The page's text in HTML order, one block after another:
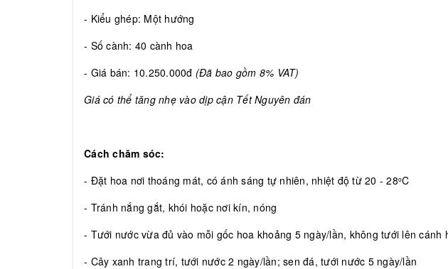
- Kiểu ghép: Một hướng
- Số cành: 40 cành hoa
- Giá bán: 10.250.000đ (Đã bao gồm 8% VAT)
Giá có thể tăng nhẹ vào dịp cận Tết Nguyên đán
Cách chăm sóc:
- Đặt hoa nơi thoáng mát, có ánh sáng tự nhiên, nhiệt độ từ 20 - 28oC
- Tránh nắng gắt, khói hoặc nơi kín, nóng
- Tưới nước vừa đủ vào mỗi gốc hoa khoảng 5 ngày/lần, không tưới lên cánh
- Cây xanh trang trí, tưới nước 2 ngày/lần; sen đá, tưới nước 5 ngày/lần